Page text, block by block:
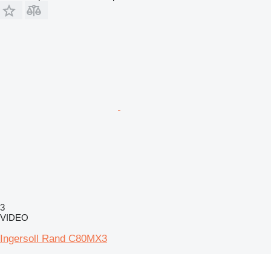
3
VIDEO
Ingersoll Rand C80MX3